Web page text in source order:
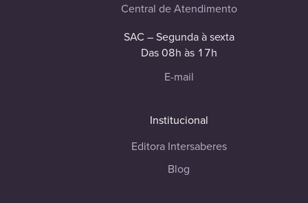
Central de Atendimento
SAC – Segunda à sexta
Das 08h às 17h
E-mail
Institucional
Editora Intersaberes
Blog